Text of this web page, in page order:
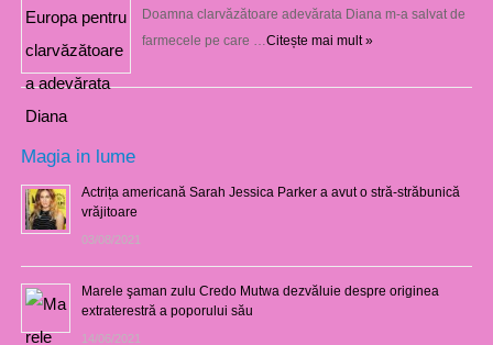
Doamna clarvăzătoare adevărata Diana m-a salvat de
farmecele pe care …Citește mai mult »
Magia in lume
Actrița americană Sarah Jessica Parker a avut o stră-străbunică
vrăjitoare
03/08/2021
Marele şaman zulu Credo Mutwa dezvăluie despre originea
extraterestră a poporului său
14/06/2021